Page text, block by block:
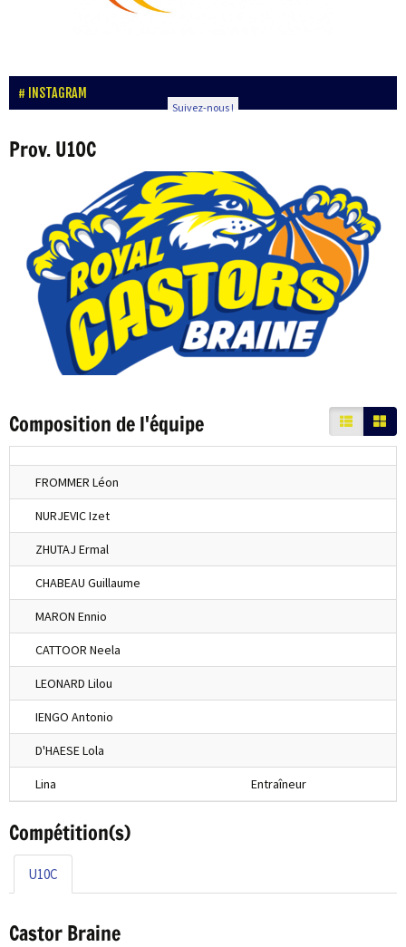
INSTAGRAM
Suivez-nous !
Prov. U10C
Composition de l'équipe
FROMMER Léon
NURJEVIC Izet
ZHUTAJ Ermal
CHABEAU Guillaume
MARON Ennio
CATTOOR Neela
LEONARD Lilou
IENGO Antonio
D'HAESE Lola
Lina Entraîneur
Compétition(s)
U10C
Castor Braine